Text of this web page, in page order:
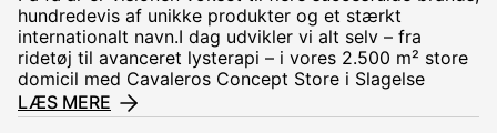
hundredevis af unikke produkter og et stærkt
internationalt navn.I dag udvikler vi alt selv – fra
ridetøj til avanceret lysterapi – i vores 2.500 m² store
domicil med Cavaleros Concept Store i Slagelse
LÆS MERE